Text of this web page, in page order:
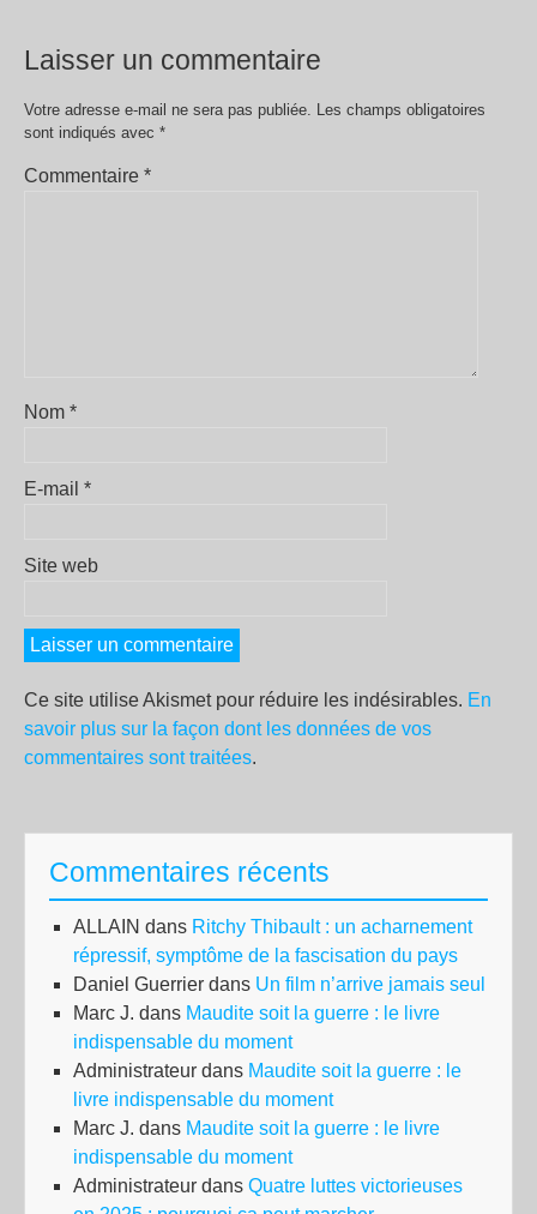
Laisser un commentaire
Votre adresse e-mail ne sera pas publiée. Les champs obligatoires
sont indiqués avec *
Commentaire *
Nom *
E-mail *
Site web
Ce site utilise Akismet pour réduire les indésirables. En
savoir plus sur la façon dont les données de vos
commentaires sont traitées.
Commentaires récents
ALLAIN dans Ritchy Thibault : un acharnement
répressif, symptôme de la fascisation du pays
Daniel Guerrier dans Un film n’arrive jamais seul
Marc J. dans Maudite soit la guerre : le livre
indispensable du moment
Administrateur dans Maudite soit la guerre : le
livre indispensable du moment
Marc J. dans Maudite soit la guerre : le livre
indispensable du moment
Administrateur dans Quatre luttes victorieuses